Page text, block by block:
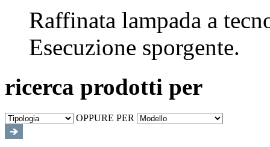
Raffinata lampada a
Esecuzione sporgente.
ricerca prodotti per
OPPURE PER